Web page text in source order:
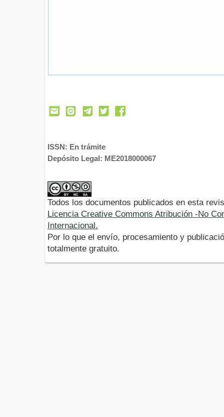
ISSN: En trámite
Depósito Legal: ME2018000067
Todos los documentos publicados en esta
Licencia Creative Commons Atribución -No
Internacional.
Por lo que el envío, procesamiento y
totalmente gratuito.